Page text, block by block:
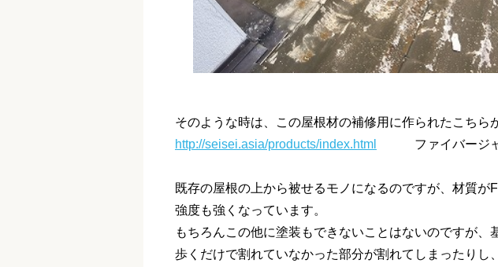
そのような時は、この屋根材の補修用に作られたこちら
http://seisei.asia/products/index.html
ファイバージャ
既存の屋根の上から被せるモノになるのですが、材質が
強度も強くなっています。
もちろんこの他に塗装もできないことはないのですが、
歩くだけで割れていなかった部分が割れてしまったりし